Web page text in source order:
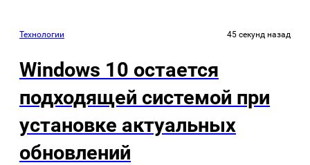
Технологии 45 секунд назад
Windows 10 остается
подходящей системой при
установке актуальных
обновлений